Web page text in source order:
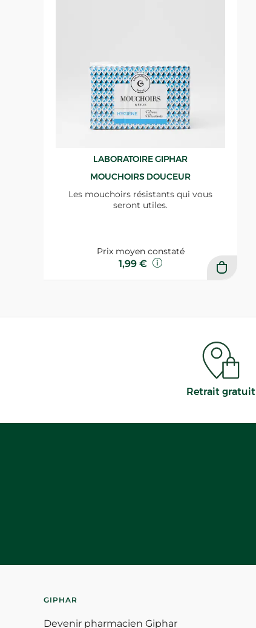
LABORATOIRE GIPHAR
MOUCHOIRS DOUCEUR
Les mouchoirs résistants qui vous
seront utiles.
Prix moyen constaté
1,99 €
Retrait gratuit
GIPHAR
Devenir pharmacien Giphar